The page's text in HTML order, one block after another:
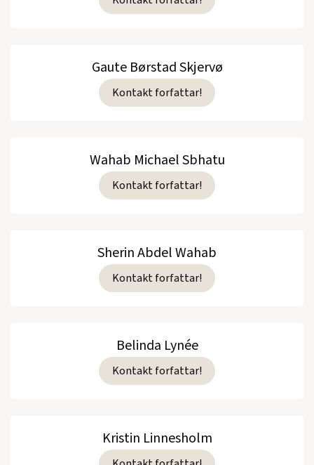
Gaute Børstad Skjervø
Kontakt forfattar!
Wahab Michael Sbhatu
Kontakt forfattar!
Sherin Abdel Wahab
Kontakt forfattar!
Belinda Lynée
Kontakt forfattar!
Kristin Linnesholm